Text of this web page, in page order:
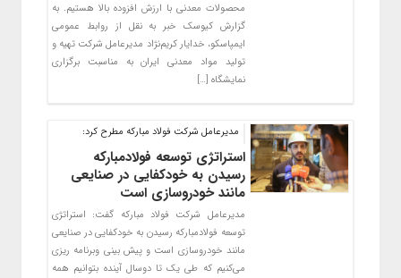
محصولات معدنی با ارزش افزوده بالا هستیم. به
گزارش کیوسک خبر به نقل از روابط عمومی
ایمپاسکو، خدایار کریم‌نژاد مدیرعامل شرکت تهیه و
تولید مواد معدنی ایران به مناسبت برگزاری
نمایشگاه […]
مدیرعامل شرکت فولاد مبارکه مطرح کرد:
استراتژی توسعه فولادمبارکه
رسیدن به خودکفایی در صنایعی
مانند خودروسازی است
مدیرعامل شرکت فولاد مبارکه گفت: استراتژی
توسعه فولادمبارکه رسیدن به خودکفایی در صنایعی
مانند خودروسازی است و پیش بینی وبرنامه ریزی
می‌کنیم که طی یک تا دوسال آینده بتوانیم همه